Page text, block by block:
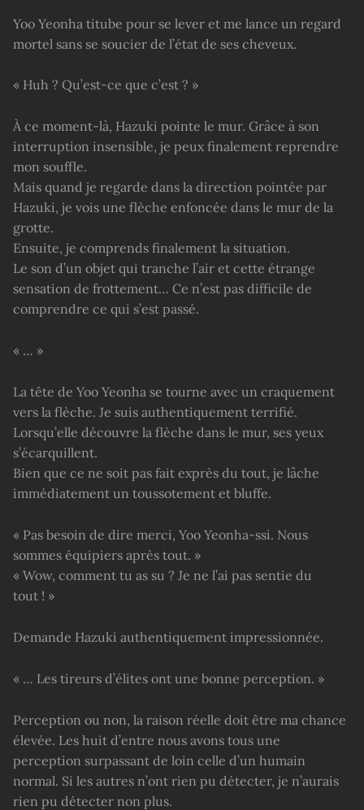
Yoo Yeonha titube pour se lever et me lance un regard
mortel sans se soucier de l’état de ses cheveux.
« Huh ? Qu’est-ce que c’est ? »
À ce moment-là, Hazuki pointe le mur. Grâce à son
interruption insensible, je peux finalement reprendre
mon souffle.
Mais quand je regarde dans la direction pointée par
Hazuki, je vois une flèche enfoncée dans le mur de la
grotte.
Ensuite, je comprends finalement la situation.
Le son d’un objet qui tranche l’air et cette étrange
sensation de frottement… Ce n’est pas difficile de
comprendre ce qui s’est passé.
« … »
La tête de Yoo Yeonha se tourne avec un craquement
vers la flèche. Je suis authentiquement terrifié.
Lorsqu’elle découvre la flèche dans le mur, ses yeux
s’écarquillent.
Bien que ce ne soit pas fait exprès du tout, je lâche
immédiatement un toussotement et bluffe.
« Pas besoin de dire merci, Yoo Yeonha-ssi. Nous
sommes équipiers après tout. »
« Wow, comment tu as su ? Je ne l’ai pas sentie du
tout ! »
Demande Hazuki authentiquement impressionnée.
« … Les tireurs d’élites ont une bonne perception. »
Perception ou non, la raison réelle doit être ma chance
élevée. Les huit d’entre nous avons tous une
perception surpassant de loin celle d’un humain
normal. Si les autres n’ont rien pu détecter, je n’aurais
rien pu détecter non plus.